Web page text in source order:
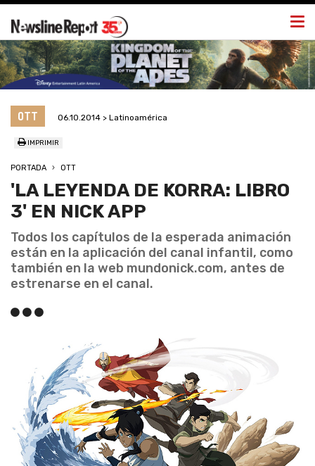
OTT 06.10.2014 > Latinoamérica
IMPRIMIR
PORTADA OTT
'LA LEYENDA DE KORRA: LIBRO
3' EN NICK APP
Todos los capítulos de la esperada animación
están en la aplicación del canal infantil, como
también en la web mundonick.com, antes de
estrenarse en el canal.